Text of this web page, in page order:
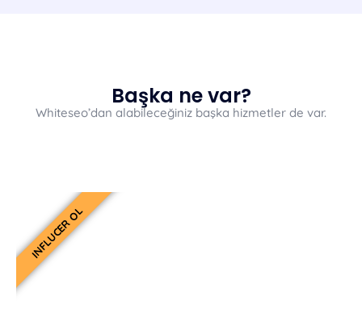
Başka ne var?
Whiteseo’dan alabileceğiniz başka hizmetler de var.
INFLUCER OL